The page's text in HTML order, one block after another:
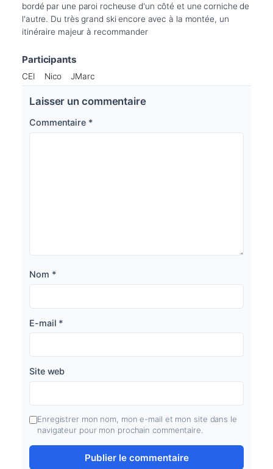
bordé par une paroi rocheuse d'un côté et une corniche de
l'autre. Du très grand ski encore avec à la montée, un
itinéraire majeur à recommander
Participants
CEI Nico JMarc
Laisser un commentaire
Commentaire *
Nom *
E-mail *
Site web
Enregistrer mon nom, mon e-mail et mon site dans le
navigateur pour mon prochain commentaire.